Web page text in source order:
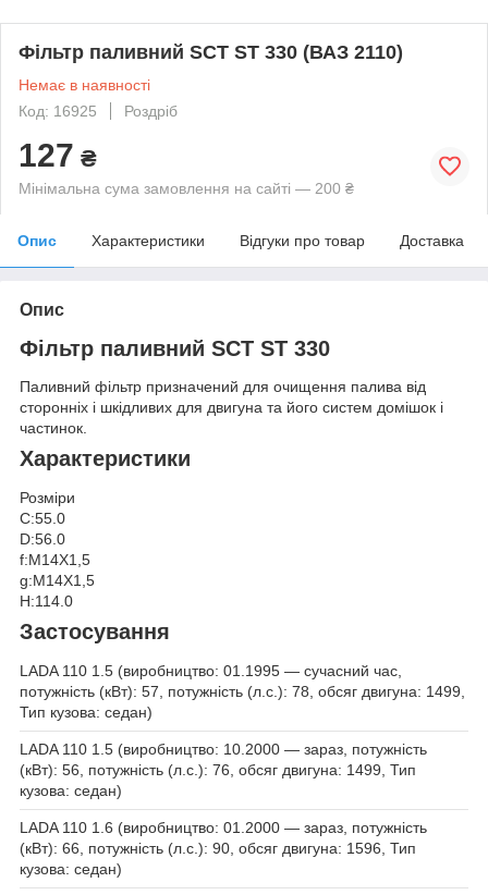
Фільтр паливний SCT ST 330 (ВАЗ 2110)
Немає в наявності
Код: 16925
Роздріб
127 ₴
Мінімальна сума замовлення на сайті — 200 ₴
Опис Характеристики Відгуки про товар Доставка
Опис
Фільтр паливний SCT ST 330
Паливний фільтр призначений для очищення палива від
сторонніх і шкідливих для двигуна та його систем домішок і
частинок.
Характеристики
Розміри
C:55.0
D:56.0
f:M14X1,5
g:M14X1,5
H:114.0
Застосування
LADA 110 1.5 (виробництво: 01.1995 — сучасний час,
потужність (кВт): 57, потужність (л.с.): 78, обсяг двигуна: 1499,
Тип кузова: седан)
LADA 110 1.5 (виробництво: 10.2000 — зараз, потужність
(кВт): 56, потужність (л.с.): 76, обсяг двигуна: 1499, Тип
кузова: седан)
LADA 110 1.6 (виробництво: 01.2000 — зараз, потужність
(кВт): 66, потужність (л.с.): 90, обсяг двигуна: 1596, Тип
кузова: седан)